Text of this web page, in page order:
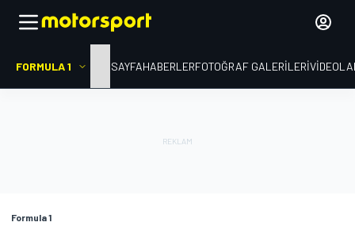
FORMULA 1 ANA SAYFAHABERLERFOTOĞRAF GALERILERI
Formula 1